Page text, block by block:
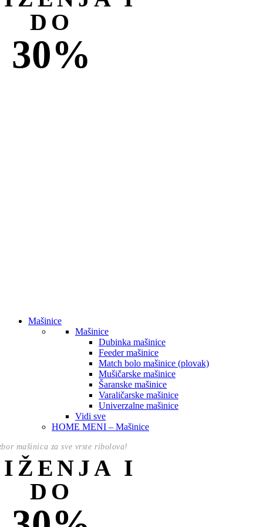
DO
30%
Mašinice
Mašinice
Dubinka mašinice
Feeder mašinice
Match bolo mašinice (plovak)
Mušičarske mašinice
Šaranske mašinice
Varaličarske mašinice
Univerzalne mašinice
Vidi sve
HOME MENI – Mašinice
mašinica za sve vrste ribolova!
I
DO